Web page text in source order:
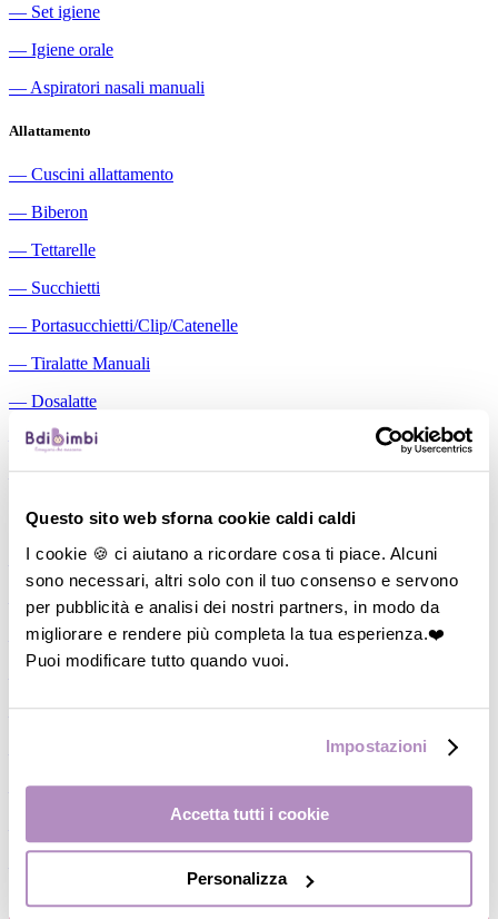
Questo sito web sforna cookie caldi caldi
I cookie 🍪 ci aiutano a ricordare cosa ti piace. Alcuni
sono necessari, altri solo con il tuo consenso e servono
per pubblicità e analisi dei nostri partners, in modo da
migliorare e rendere più completa la tua esperienza.❤️
Puoi modificare tutto quando vuoi.
Impostazioni
Accetta tutti i cookie
Personalizza
― Set igiene
― Igiene orale
― Aspiratori nasali manuali
Allattamento
― Cuscini allattamento
― Biberon
― Tettarelle
― Succhietti
― Portasucchietti/Clip/Catenelle
― Tiralatte Manuali
―Dosalatte
―Conservalatte Materno
―Massaggiagengive
Pappa
― Bavaglini
―Tazze
―Piatti/Ciotole
―Set pappa
―Thermos